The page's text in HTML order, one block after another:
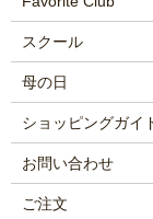
スクール
母の日
ショッピングガイ
お問い合わせ
ご注文